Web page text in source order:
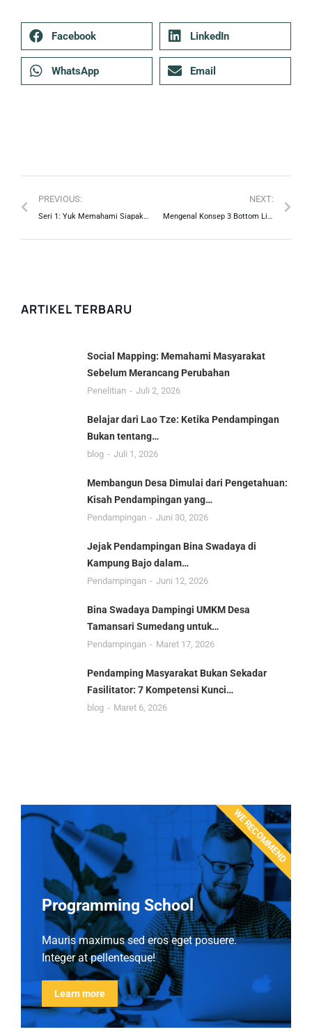
Facebook LinkedIn
WhatsApp Email
PREVIOUS:
Seri 1: Yuk Memahami Siapakah Laki-laki dan Perempuan dalam Kesetaraan Gender
NEXT:
Mengenal Konsep 3 Bottom Line dalam CSR
ARTIKEL TERBARU
Social Mapping: Memahami Masyarakat
Sebelum Merancang Perubahan
Penelitian Juli 2, 2026
Belajar dari Lao Tze: Ketika Pendampingan
Bukan tentang…
blog Juli 1, 2026
Membangun Desa Dimulai dari Pengetahuan:
Kisah Pendampingan yang…
Pendampingan Juni 30, 2026
Jejak Pendampingan Bina Swadaya di
Kampung Bajo dalam…
Pendampingan Juni 12, 2026
Bina Swadaya Dampingi UMKM Desa
Tamansari Sumedang untuk…
Pendampingan Maret 17, 2026
Pendamping Masyarakat Bukan Sekadar
Fasilitator: 7 Kompetensi Kunci…
blog Maret 6, 2026
Programming School
Mauris maximus sed eros eget posuere.
Integer at pellentesque!
Learn more
WE RECOMMEND